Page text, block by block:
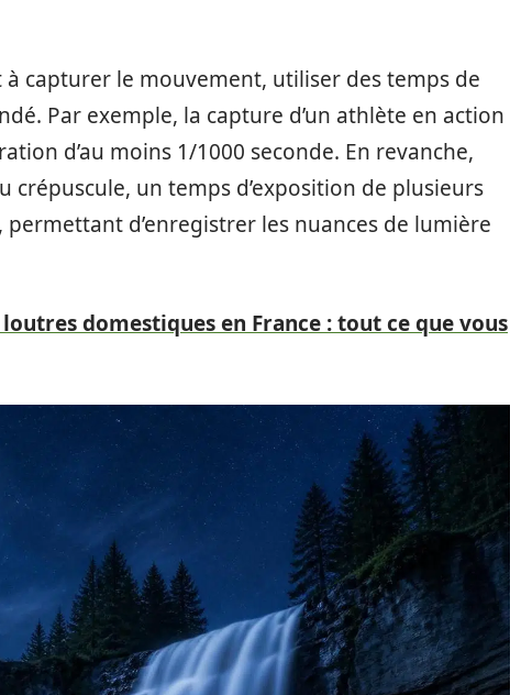
capturer le mouvement, utiliser des temps de
Par exemple, la capture d’un athlète en action
d’au moins 1/1000 seconde. En revanche,
un temps d’exposition de plusieurs
d’enregistrer les nuances de lumière
loutres domestiques en France : tout ce que vous